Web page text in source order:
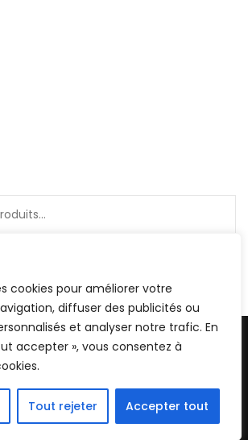
cookies pour améliorer votre
diffuser des publicités ou
et analyser notre trafic. En
accepter », vous consentez à
Tout rejeter Accepter tout
| Les images présentes sur ce site
toute utilisation sans mon autorisation
Themes. Propulsé par
de confidentialité